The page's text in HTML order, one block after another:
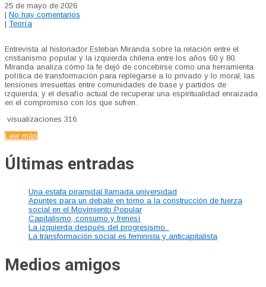
25 de mayo de 2026
| No hay comentarios
| Teoría
Entrevista al historiador Esteban Miranda sobre la relación entre el
cristianismo popular y la izquierda chilena entre los años 60 y 80.
Miranda analiza cómo la fe dejó de concebirse como una herramienta
política de transformación para replegarse a lo privado y lo moral, las
tensiones irresueltas entre comunidades de base y partidos de
izquierda, y el desafío actual de recuperar una espiritualidad enraizada
en el compromiso con los que sufren.
visualizaciones 316
Leer más
Últimas entradas
Una estafa piramidal llamada universidad
Apuntes para un debate en torno a la construcción de fuerza
social en el Movimiento Popular
Capitalismo, consumo y frenesí
La izquierda después del progresismo.
La transformación social es feminista y anticapitalista
Medios amigos